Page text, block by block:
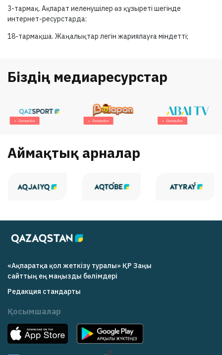
3-тармақ. Ақпарат иеленушілер өз құзыреті шегінде
интернет-ресурстарда:
18-тармақша. Жаңалықтар легін жариялауға міндетті;
Біздің медиаресурстар
Онлайн Онлайн Онлайн
Аймақтық арналар
«Ақпаратқа қол жеткізу туралы» ҚР Заңы
cайттың ең маңызды бөлімдері
Редакция cтандарты
Қосымшалар